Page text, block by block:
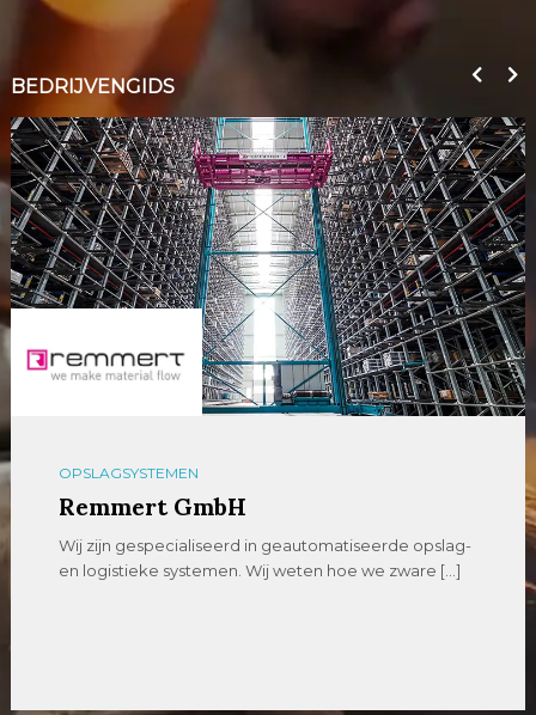
BEDRIJVENGIDS
OPSLAGSYSTEMEN
Remmert GmbH
Wij zijn gespecialiseerd in geautomatiseerde opslag-
en logistieke systemen. Wij weten hoe we zware […]